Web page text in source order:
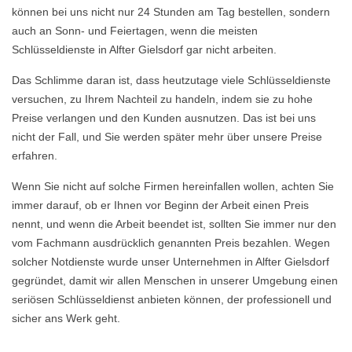
können bei uns nicht nur 24 Stunden am Tag bestellen, sondern
auch an Sonn- und Feiertagen, wenn die meisten
Schlüsseldienste in Alfter Gielsdorf gar nicht arbeiten.
Das Schlimme daran ist, dass heutzutage viele Schlüsseldienste
versuchen, zu Ihrem Nachteil zu handeln, indem sie zu hohe
Preise verlangen und den Kunden ausnutzen. Das ist bei uns
nicht der Fall, und Sie werden später mehr über unsere Preise
erfahren.
Wenn Sie nicht auf solche Firmen hereinfallen wollen, achten Sie
immer darauf, ob er Ihnen vor Beginn der Arbeit einen Preis
nennt, und wenn die Arbeit beendet ist, sollten Sie immer nur den
vom Fachmann ausdrücklich genannten Preis bezahlen. Wegen
solcher Notdienste wurde unser Unternehmen in Alfter Gielsdorf
gegründet, damit wir allen Menschen in unserer Umgebung einen
seriösen Schlüsseldienst anbieten können, der professionell und
sicher ans Werk geht.